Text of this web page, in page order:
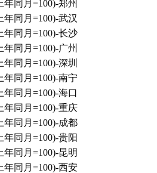
同月=100)-郑州
同月=100)-武汉
同月=100)-长沙
同月=100)-广州
同月=100)-深圳
同月=100)-南宁
同月=100)-海口
同月=100)-重庆
同月=100)-成都
同月=100)-贵阳
同月=100)-昆明
同月=100)-西安